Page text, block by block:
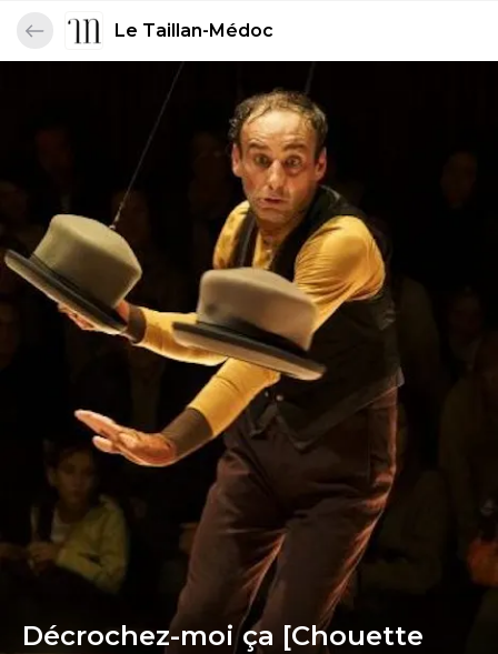
Le Taillan-Médoc
Décrochez-moi ça [Chouette